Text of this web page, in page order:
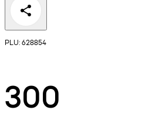
PLU: 628854
300